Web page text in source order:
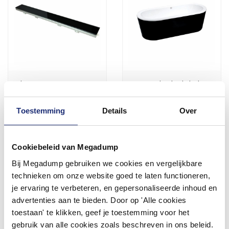
Toestemming Details Over
Cookiebeleid van Megadump
Bij Megadump gebruiken we cookies en vergelijkbare
technieken om onze website goed te laten functioneren,
je ervaring te verbeteren, en gepersonaliseerde inhoud en
advertenties aan te bieden. Door op 'Alle cookies
toestaan' te klikken, geef je toestemming voor het
gebruik van alle cookies zoals beschreven in ons beleid.
Glasrooster Zwart 110X7
Vóór 14:00 besteld,
81,00
Meer info
Vrijstaand Ligbad Black &
1 tot 3 werkdagen
Meer info